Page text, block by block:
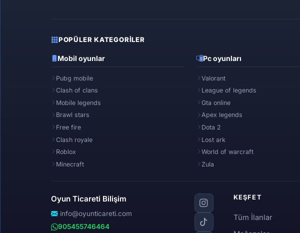
POPÜLER KATEGORILER
Mobil oyunlar
Pubg mobile
Clash of clans
Mobile legends
Brawl stars
Free fire
Clash royale
Roblox
Minecraft
Pc oyunları
Valorant
League of legends
Gta online
Apex legends
Dota 2
Lost ark
World of warcraft
Zula
Oyun Ticareti Bilişim
info@oyunticareti.com
905455746464
KEŞFET
Tüm İlanlar